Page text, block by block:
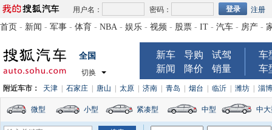
用户名： 密码： 注册
首页 - 新闻 - 军事 - 体育 - NBA - 娱乐 - 视频 - 股票 - IT - 汽车 - 房产 -
全国
切换
新车 导购
试驾
新闻
降价 销量
车
车
附近车市： 天津 石家庄 唐山 太原 济南 青岛 烟台 临沂 潍坊 淄博
微型 小型 紧凑型 中型 中